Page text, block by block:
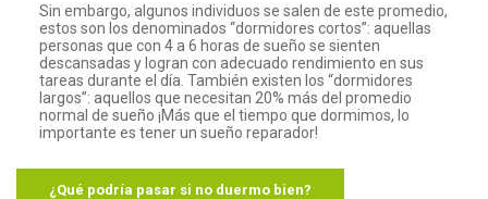
Sin embargo, algunos individuos se salen de este promedio,
estos son los denominados “dormidores cortos”: aquellas
personas que con 4 a 6 horas de sueño se sienten
descansadas y logran con adecuado rendimiento en sus
tareas durante el día. También existen los “dormidores
largos”: aquellos que necesitan 20% más del promedio
normal de sueño ¡Más que el tiempo que dormimos, lo
importante es tener un sueño reparador!
¿Qué podría pasar si no duermo bien?